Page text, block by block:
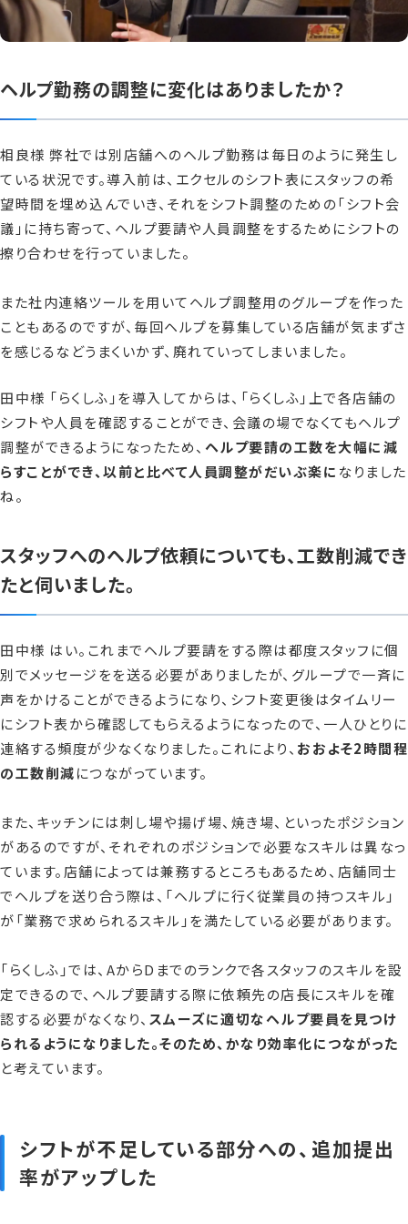
ヘルプ勤務の調整に変化はありましたか？
相良様 弊社では別店舗へのヘルプ勤務は毎日のように発生し
ている状況です。導入前は、エクセルのシフト表にスタッフの希
望時間を埋め込んでいき、それをシフト調整のための「シフト会
議」に持ち寄って、ヘルプ要請や人員調整をするためにシフトの
擦り合わせを行っていました。
また社内連絡ツールを用いてヘルプ調整用のグループを作った
こともあるのですが、毎回ヘルプを募集している店舗が気まずさ
を感じるなどうまくいかず、廃れていってしまいました。
田中様 「らくしふ」を導入してからは、「らくしふ」上で各店舗の
シフトや人員を確認することができ、会議の場でなくてもヘルプ
調整ができるようになったため、 ヘルプ要請の工数を大幅に減
らすことができ、以前と比べて人員調整がだいぶ楽に なりました
ね。
スタッフへのヘルプ依頼についても、工数削減でき
たと伺いました。
田中様 はい。これまでヘルプ要請をする際は都度スタッフに個
別でメッセージをを送る必要がありましたが、グループで一斉に
声をかけることができるようになり、シフト変更後はタイムリー
にシフト表から確認してもらえるようになったので、一人ひとりに
連絡する頻度が少なくなりました。これにより、 おおよそ2時間程
の工数削減につながっています。
また、キッチンには刺し場や揚げ場、焼き場、といったポジション
があるのですが、それぞれのポジションで必要なスキルは異なっ
ています。店舗によっては兼務するところもあるため、店舗同士
でヘルプを送り合う際は、「ヘルプに行く従業員の持つスキル」
が「業務で求められるスキル」を満たしている必要があります。
「らくしふ」では、AからDまでのランクで各スタッフのスキルを設
定できるので、ヘルプ要請する際に依頼先の店長にスキルを確
認する必要がなくなり、 スムーズに適切なヘルプ要員を見つけ
られるようになりました。そのため、かなり効率化につながった
と考えています。
シフトが不足している部分への、追加提出
率がアップした